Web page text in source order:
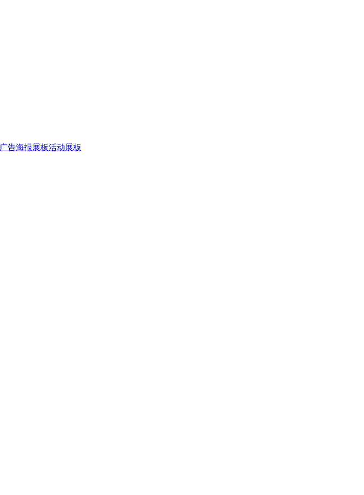
广告海报展板活动展板